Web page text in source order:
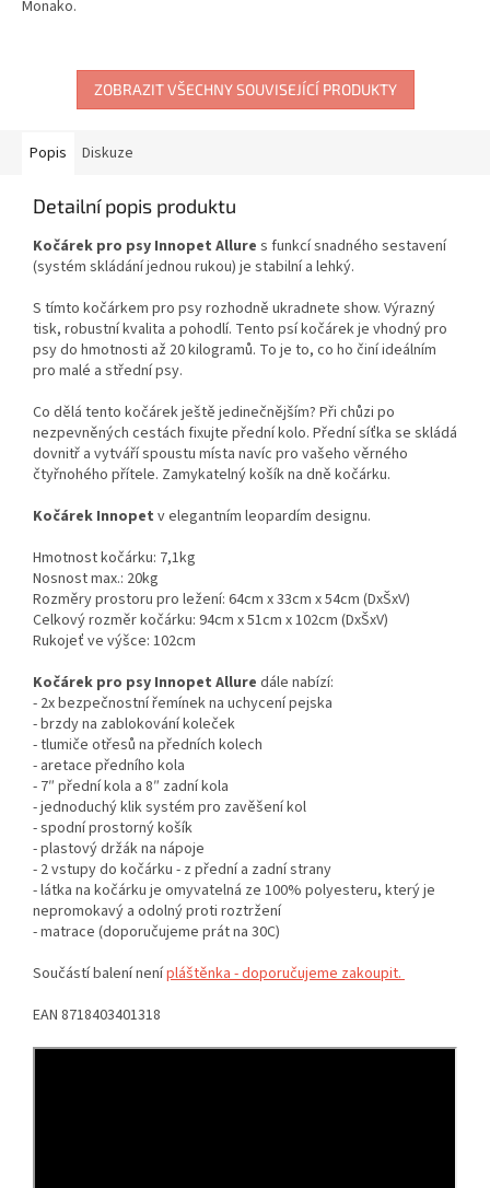
Monako.
ZOBRAZIT VŠECHNY SOUVISEJÍCÍ PRODUKTY
Popis Diskuze
Detailní popis produktu
Kočárek pro psy Innopet Allure s funkcí snadného sestavení
(systém skládání jednou rukou) je stabilní a lehký.
S tímto kočárkem pro psy rozhodně ukradnete show. Výrazný
tisk, robustní kvalita a pohodlí. Tento psí kočárek je vhodný pro
psy do hmotnosti až 20 kilogramů. To je to, co ho činí ideálním
pro malé a střední psy.
Co dělá tento kočárek ještě jedinečnějším? Při chůzi po
nezpevněných cestách fixujte přední kolo. Přední síťka se skládá
dovnitř a vytváří spoustu místa navíc pro vašeho věrného
čtyřnohého přítele. Zamykatelný košík na dně kočárku.
Kočárek Innopet v elegantním leopardím designu.
Hmotnost kočárku: 7,1kg
Nosnost max.: 20kg
Rozměry prostoru pro ležení: 64cm x 33cm x 54cm (DxŠxV)
Celkový rozměr kočárku: 94cm x 51cm x 102cm (DxŠxV)
Rukojeť ve výšce: 102cm
Kočárek pro psy Innopet Allure dále nabízí:
- 2x bezpečnostní řemínek na uchycení pejska
- brzdy na zablokování koleček
- tlumiče otřesů na předních kolech
- aretace předního kola
- 7″ přední kola a 8″ zadní kola
- jednoduchý klik systém pro zavěšení kol
- spodní prostorný košík
- plastový držák na nápoje
- 2 vstupy do kočárku - z přední a zadní strany
- látka na kočárku je omyvatelná ze 100% polyesteru, který je
nepromokavý a odolný proti roztržení
- matrace (doporučujeme prát na 30C)
Součástí balení nenípláštěnka - doporučujeme zakoupit.
EAN 8718403401318